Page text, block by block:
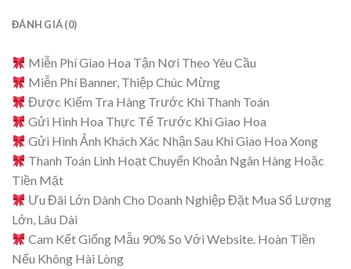
ĐÁNH GIÁ (0)
Miễn Phí Giao Hoa Tận Nơi Theo Yêu Cầu
Miễn Phí Banner, Thiệp Chúc Mừng
Được Kiểm Tra Hàng Trước Khi Thanh Toán
Gửi Hình Hoa Thực Tế Trước Khi Giao Hoa
Gửi Hình Ảnh Khách Xác Nhận Sau Khi Giao Hoa Xong
Thanh Toán Linh Hoạt Chuyển Khoản Ngân Hàng Hoặc
Tiền Mặt
Ưu Đãi Lớn Dành Cho Doanh Nghiệp Đặt Mua Số Lượng
Lớn, Lâu Dài
Cam Kết Giống Mẫu 90% So Với Website. Hoàn Tiền
Nếu Không Hài Lòng